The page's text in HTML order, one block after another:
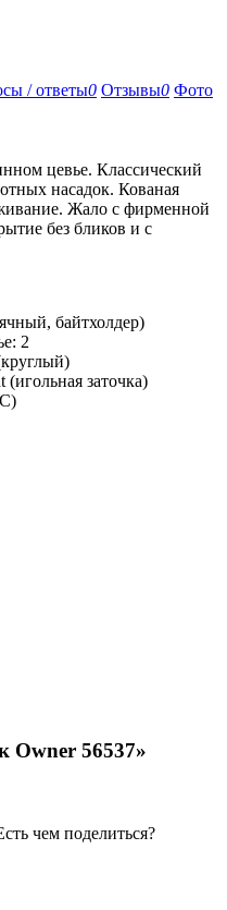
/ ответы0 Отзывы0 Фото
цевье. Классический
насадок. Кованая
Жало с фирменной
без бликов и с
байтхолдер)
2
заточка)
Owner 56537»
чем поделиться?